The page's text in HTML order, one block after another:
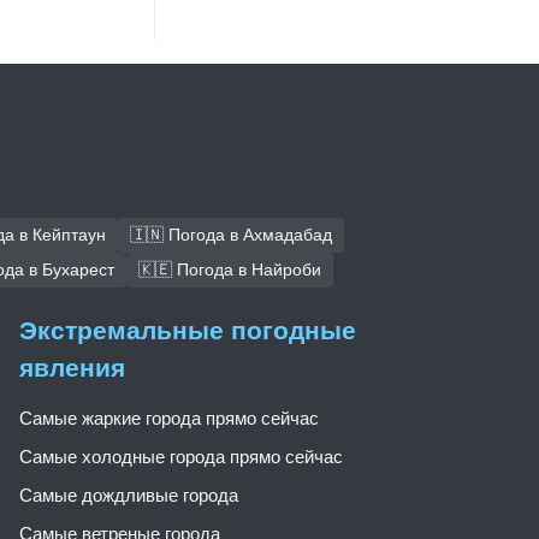
в Кейптаун
🇮🇳 Погода в Ахмадабад
в Бухарест
🇰🇪 Погода в Найроби
Экстремальные погодные
явления
Самые жаркие города прямо сейчас
Самые холодные города прямо сейчас
Самые дождливые города
Самые ветреные города